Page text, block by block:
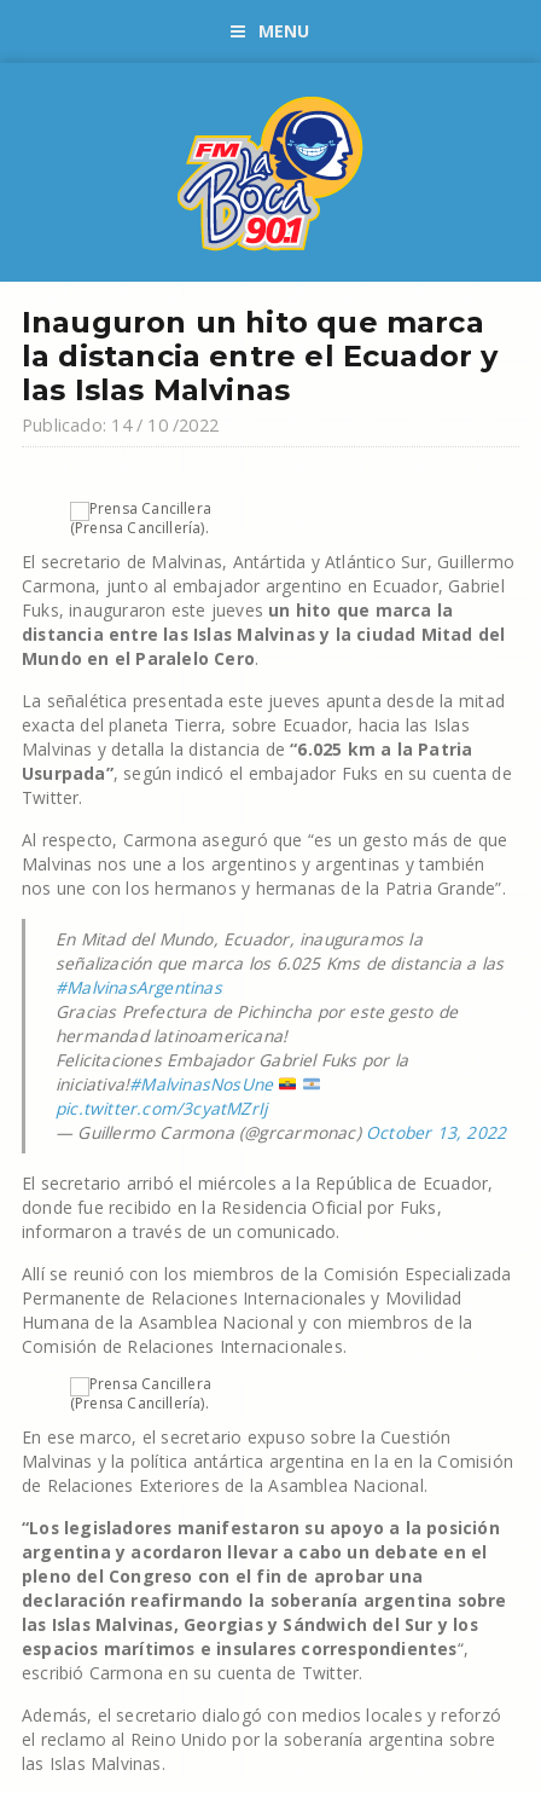
MENU
Inauguron un hito que marca
la distancia entre el Ecuador y
las Islas Malvinas
Publicado: 14 / 10 /2022
(Prensa Cancillería).
El secretario de Malvinas, Antártida y Atlántico Sur, Guillermo
Carmona, junto al embajador argentino en Ecuador, Gabriel
Fuks, inauguraron este jueves un hito que marca la
distancia entre las Islas Malvinas y la ciudad Mitad del
Mundo en el Paralelo Cero.
La señalética presentada este jueves apunta desde la mitad
exacta del planeta Tierra, sobre Ecuador, hacia las Islas
Malvinas y detalla la distancia de“6.025 km a la Patria
Usurpada”, según indicó el embajador Fuks en su cuenta de
Twitter.
Al respecto, Carmona aseguró que “es un gesto más de que
Malvinas nos une a los argentinos y argentinas y también
nos une con los hermanos y hermanas de la Patria Grande”.
En Mitad del Mundo, Ecuador, inauguramos la
señalización que marca los 6.025 Kms de distancia a las
#MalvinasArgentinas
Gracias Prefectura de Pichincha por este gesto de
hermandad latinoamericana!
Felicitaciones Embajador Gabriel Fuks por la
iniciativa!#MalvinasNosUne
pic.twitter.com/3cyatMZrIj
— Guillermo Carmona (@grcarmonac) October 13, 2022
El secretario arribó el miércoles a la República de Ecuador,
donde fue recibido en la Residencia Oficial por Fuks,
informaron a través de un comunicado.
Allí se reunió con los miembros de la Comisión Especializada
Permanente de Relaciones Internacionales y Movilidad
Humana de la Asamblea Nacional y con miembros de la
Comisión de Relaciones Internacionales.
(Prensa Cancillería).
En ese marco, el secretario expuso sobre la Cuestión
Malvinas y la política antártica argentina en la en la Comisión
de Relaciones Exteriores de la Asamblea Nacional.
“Los legisladores manifestaron su apoyo a la posición
argentina y acordaron llevar a cabo un debate en el
pleno del Congreso con el fin de aprobar una
declaración reafirmando la soberanía argentina sobre
las Islas Malvinas, Georgias y Sándwich del Sur y los
espacios marítimos e insulares correspondientes“,
escribió Carmona en su cuenta de Twitter.
Además, el secretario dialogó con medios locales y reforzó
el reclamo al Reino Unido por la soberanía argentina sobre
las Islas Malvinas.